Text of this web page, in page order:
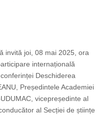
invită joi, 08 mai 2025, ora
internațională
Deschiderea
Președintele Academiei
vicepreședinte al
al Secției de științe